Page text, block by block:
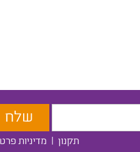
תקנון | מדיניות